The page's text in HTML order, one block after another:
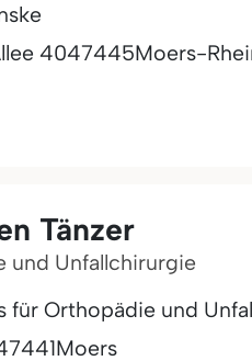
4047445Moers-
Tänzer
und Unfallchirurgie
für Orthopädie und
Moers